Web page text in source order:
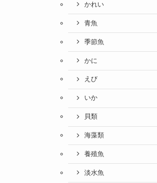
かれい
青魚
季節魚
かに
えび
いか
貝類
海藻類
養殖魚
淡水魚